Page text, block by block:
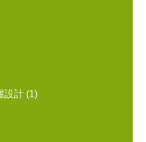
設計 (1)